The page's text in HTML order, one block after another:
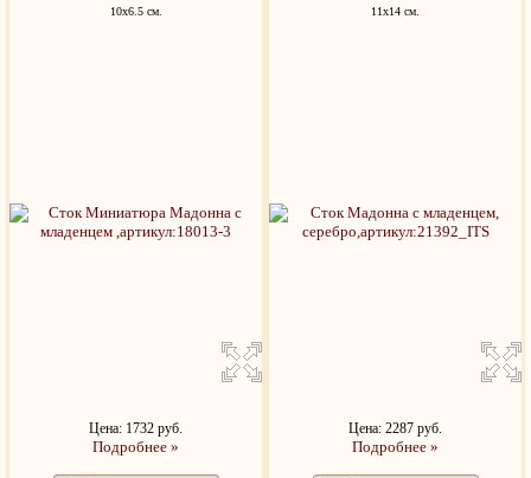
10х6.5 см.
Цена: 1732 руб.
Подробнее »
11х14 см.
Цена: 2287 руб.
Подробнее »